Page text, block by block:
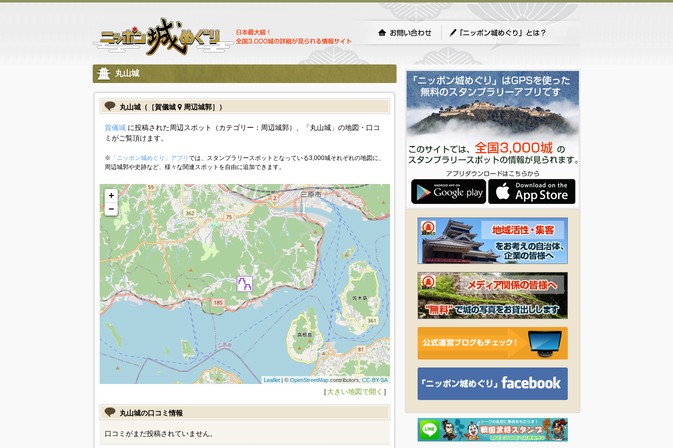
丸山城
丸山城（［賀儀城 周辺城郭］）
賀儀城に投稿された周辺スポット（カテゴリー：周辺城郭）、「丸山城」の地図・口コ
ミがご覧頂けます。
※ 「ニッポン城めぐり」アプリ では、スタンプラリースポットとなっている3,000城それぞれの地図に、
周辺城郭や史跡など、様々な関連スポットを自由に追加できます。
+
−
Leaflet| © OpenStreetMapcontributors,CC-BY-SA
［大きい地図で開く ］
丸山城の口コミ情報
口コミがまだ投稿されていません。